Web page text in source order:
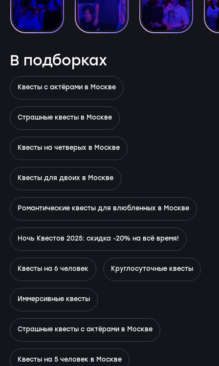
В подборках
Квесты с актёрами в Москве
Страшные квесты в Москве
Квесты на четверых в Москве
Квесты для двоих в Москве
Романтические квесты для влюбленных в Москве
Ночь Квестов 2025: скидка -20% на всё время!
Квесты на 6 человек Круглосуточные квесты
Иммерсивные квесты
Страшные квесты с актёрами в Москве
Квесты на 5 человек в Москве